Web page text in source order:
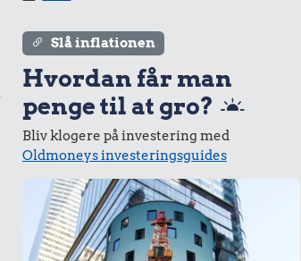
Slå inflationen
Hvordan får man
penge til at gro?
Bliv klogere på investering med
Oldmoneys investeringsguides